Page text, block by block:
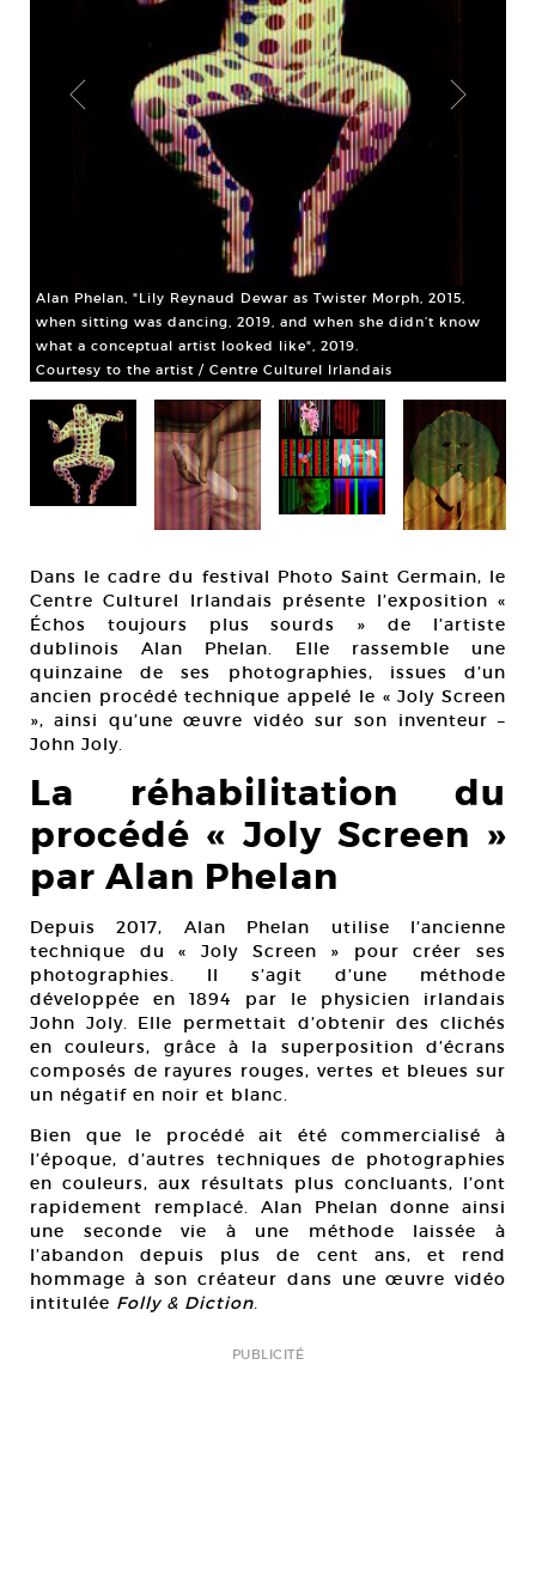
Alan Phelan, "Lily Reynaud Dewar as Twister Morph, 2015,
when sitting was dancing, 2019, and when she didn’t know
what a conceptual artist looked like", 2019.
Courtesy to the artist / Centre Culturel Irlandais
Dans le cadre du festival Photo Saint Germain, le
Centre Culturel Irlandais présente l’exposition «
Échos toujours plus sourds » de l’artiste
dublinois Alan Phelan. Elle rassemble une
quinzaine de ses photographies, issues d’un
ancien procédé technique appelé le « Joly Screen
», ainsi qu’une œuvre vidéo sur son inventeur –
John Joly.
La réhabilitation du
procédé « Joly Screen »
par Alan Phelan
Depuis 2017, Alan Phelan utilise l’ancienne
technique du « Joly Screen » pour créer ses
photographies. Il s’agit d’une méthode
développée en 1894 par le physicien irlandais
John Joly. Elle permettait d’obtenir des clichés
en couleurs, grâce à la superposition d’écrans
composés de rayures rouges, vertes et bleues sur
un négatif en noir et blanc.
Bien que le procédé ait été commercialisé à
l’époque, d’autres techniques de photographies
en couleurs, aux résultats plus concluants, l’ont
rapidement remplacé. Alan Phelan donne ainsi
une seconde vie à une méthode laissée à
l’abandon depuis plus de cent ans, et rend
hommage à son créateur dans une œuvre vidéo
intitulée Folly & Diction.
PUBLICITÉ